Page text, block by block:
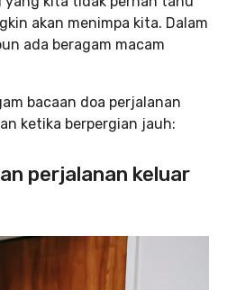
akan menimpa kita. Dalam
ada beragam macam
bacaan doa perjalanan
ketika berpergian jauh:
perjalanan keluar